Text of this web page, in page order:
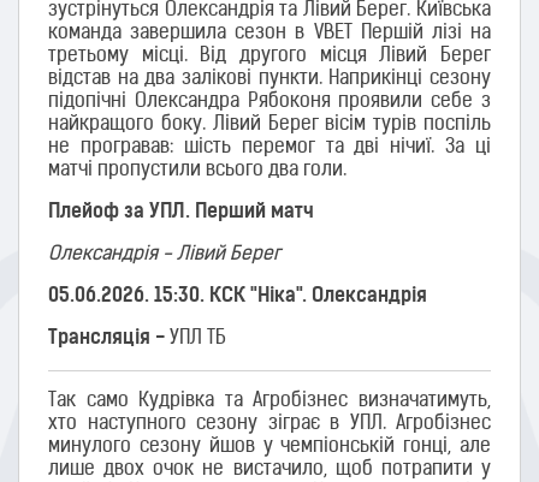
зустрінуться Олександрія та Лівий Берег. Київська
команда завершила сезон в VBET Першій лізі на
третьому місці. Від другого місця Лівий Берег
відстав на два залікові пункти. Наприкінці сезону
підопічні Олександра Рябоконя проявили себе з
найкращого боку. Лівий Берег вісім турів поспіль
не програвав: шість перемог та дві нічиї. За ці
матчі пропустили всього два голи.
Плейоф за УПЛ. Перший матч
Олександрія - Лівий Берег
05.06.2026. 15:30. КСК "Ніка". Олександрія
Трансляція - УПЛ ТБ
Так само Кудрівка та Агробізнес визначатимуть,
хто наступного сезону зіграє в УПЛ. Агробізнес
минулого сезону йшов у чемпіонській гонці, але
лише двох очок не вистачило, щоб потрапити у